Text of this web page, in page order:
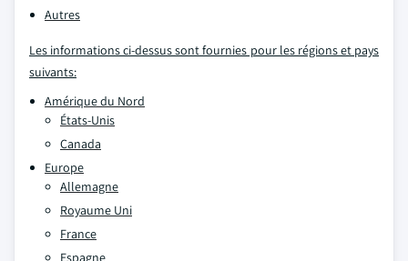
Autres
Les informations ci-dessus sont fournies pour les régions et pays
suivants:
Amérique du Nord
États-Unis
Canada
Europe
Allemagne
Royaume Uni
France
Espagne